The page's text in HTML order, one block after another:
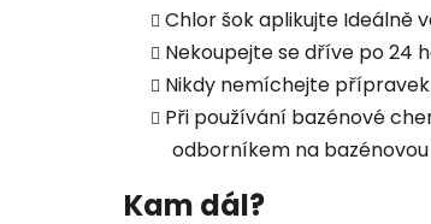
Chlor šok aplikujte Ideálně
Nekoupejte se dříve po 24
Nikdy nemíchejte
Při používání bazénové
odborníkem na
Kam dál?